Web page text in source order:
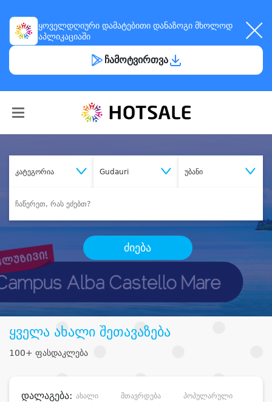
ყოველდღიური დამატებითი დანაზოგი მხოლოდ
აპლიკაციაში
ჩამოტვირთვა
კატეგორია Gudauri უბანი
ძიება
ყველა ახალი შეთავაზება
100+ ფასდაკლება
დალაგება: ახალი მთავრდება პოპულარული